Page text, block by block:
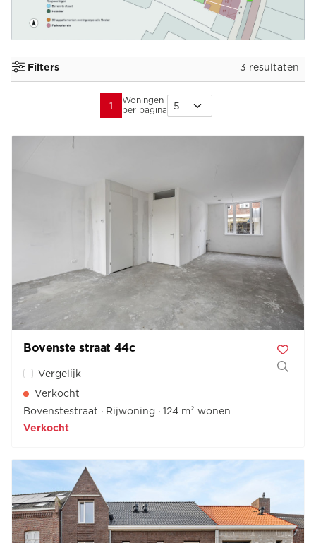
Filters 3 resultaten
1
Woningen
per pagina
Bovenste straat 44c
Vergelijk
Verkocht
Bovenstestraat
Rijwoning 124 m² wonen
Verkocht